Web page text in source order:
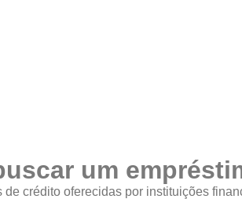
um
crédito oferecidas por instituições